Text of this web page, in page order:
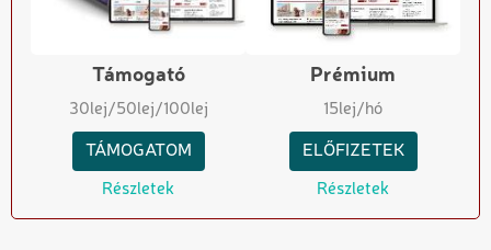
Támogató
30lej/50lej/100lej
TÁMOGATOM
Részletek
Prémium
15lej/hó
ELŐFIZETEK
Részletek